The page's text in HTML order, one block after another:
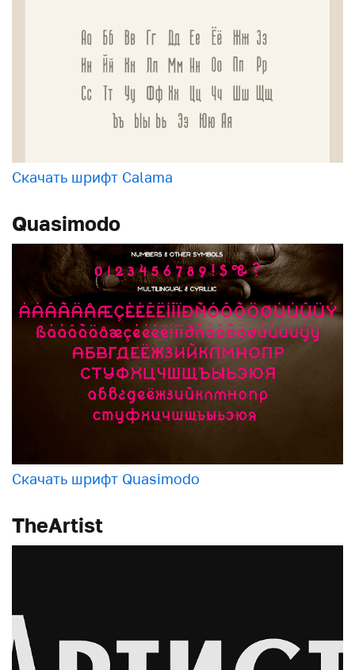
Скачать шрифт Calama
Quasimodo
Скачать шрифт Quasimodo
TheArtist